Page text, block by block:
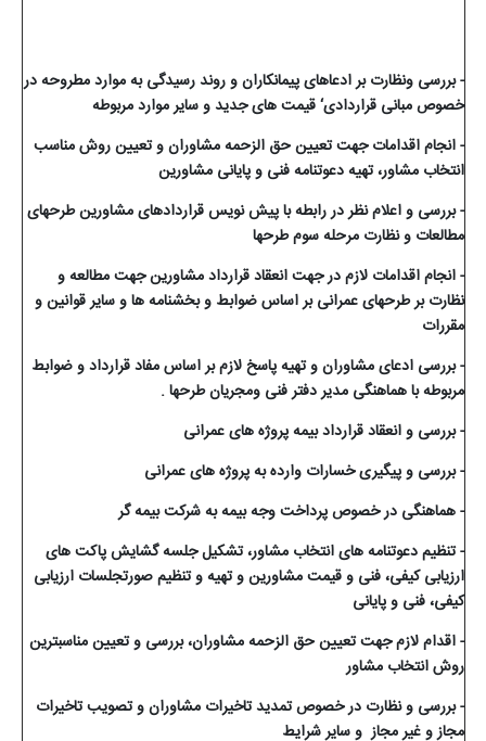
- بررسی ونظارت بر ادعاهای پیمانکاران و روند رسیدگی به موارد مطروحه در
خصوص مبانی قراردادی‘ قیمت های جدید و سایر موارد مربوطه
-انجام اقدامات جهت تعیین حق الزحمه مشاوران و تعیین روش مناسب
انتخاب مشاور، تهیه دعوتنامهفنی و پایانی مشاورین
- بررسی و اعلام نظر در رابطه با پیش نویس قراردادهای مشاورین طرحهای
مطالعات و نظارت مرحله سوم طرحها
- انجام اقدامات لازم در جهت انعقاد قرارداد مشاورین جهت مطالعه و
نظارت بر طرحهای عمرانی بر اساس ضوابط و بخشنامه ها و سایر قوانین و
مقررات
- بررسی ادعای مشاوران و تهیه پاسخ لازم بر اساس مفاد قرارداد و ضوابط
مربوطه با هماهنگی مدیر دفتر فنی ومجریان طرحها .
- بررسی و انعقاد قرارداد بیمه پروژه های عمرانی
- بررسی و پیگیری خسارات وارده به پروژه های عمرانی
- هماهنگی در خصوص پرداخت وجه بیمه به شرکت بیمه گر
- تنظیم دعوتنامه های انتخاب مشاور، تشکیل جلسه گشایش پاکت های
ارزیابی کیفی، فنی و قیمت مشاورین و تهیه و تنظیم صورتجلسات ارزیابی
کیفی، فنی و پایانی
- اقدام لازم جهت تعیین حق الزحمه مشاوران، بررسی و تعیین مناسبترین
روش انتخاب مشاور
- بررسی و نظارت در خصوص تمدید تاخیرات مشاوران و تصویب تاخیرات
مجاز و غیر مجاز و سایر شرایط